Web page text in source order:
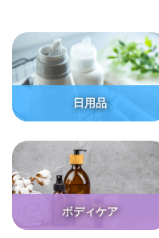
日用品
ボディケア